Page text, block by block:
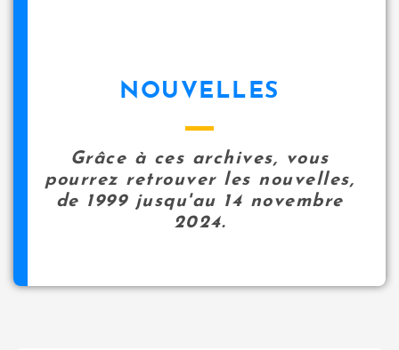
NOUVELLES
Grâce à ces archives, vous
pourrez retrouver les nouvelles,
de 1999 jusqu'au 14 novembre
2024.